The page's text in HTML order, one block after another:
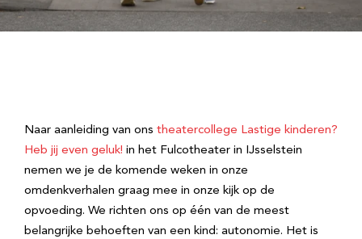
Naar aanleiding van ons theatercollege Lastige kinderen?
Heb jij even geluk! in het Fulcotheater in IJsselstein
nemen we je de komende weken in onze
omdenkverhalen graag mee in onze kijk op de
opvoeding. We richten ons op één van de meest
belangrijke behoeften van een kind: autonomie. Het is